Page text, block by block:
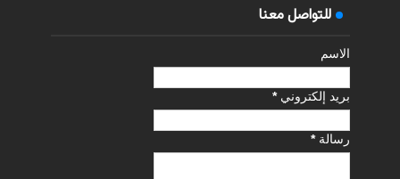
للتواصل معنا
الاسم
بريد إلكتروني*
رسالة*